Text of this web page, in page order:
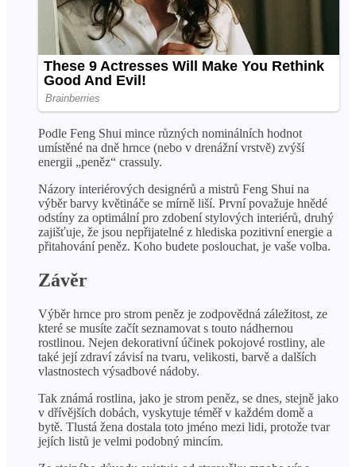
Podle Feng Shui mince různých nominálních hodnot
umístěné na dně hrnce (nebo v drenážní vrstvě) zvýší
energii „peněz“ crassuly.
Názory interiérových designérů a mistrů Feng Shui na
výběr barvy květináče se mírně liší. První považuje hnědé
odstíny za optimální pro zdobení stylových interiérů, druhý
zajišťuje, že jsou nepřijatelné z hlediska pozitivní energie a
přitahování peněz. Koho budete poslouchat, je vaše volba.
Závěr
Výběr hrnce pro strom peněz je zodpovědná záležitost, ze
které se musíte začít seznamovat s touto nádhernou
rostlinou. Nejen dekorativní účinek pokojové rostliny, ale
také její zdraví závisí na tvaru, velikosti, barvě a dalších
vlastnostech výsadbové nádoby.
Tak známá rostlina, jako je strom peněz, se dnes, stejně jako
v dřívějších dobách, vyskytuje téměř v každém domě a
bytě. Tlustá žena dostala toto jméno mezi lidi, protože tvar
jejích listů je velmi podobný mincím.